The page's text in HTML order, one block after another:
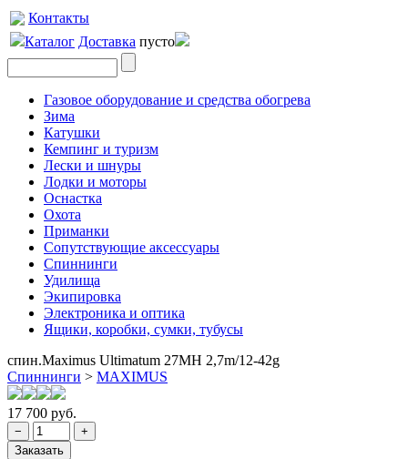
Контакты
Каталог Доставка пусто
Газовое оборудование и средства обогрева
Зима
Катушки
Кемпинг и туризм
Лески и шнуры
Лодки и моторы
Оснастка
Охота
Приманки
Сопутствующие аксессуары
Спиннинги
Удилища
Экипировка
Электроника и оптика
Ящики, коробки, сумки, тубусы
спин.Maximus Ultimatum 27MH 2,7m/12-42g
Спиннинги > MAXIMUS
17 700 руб.